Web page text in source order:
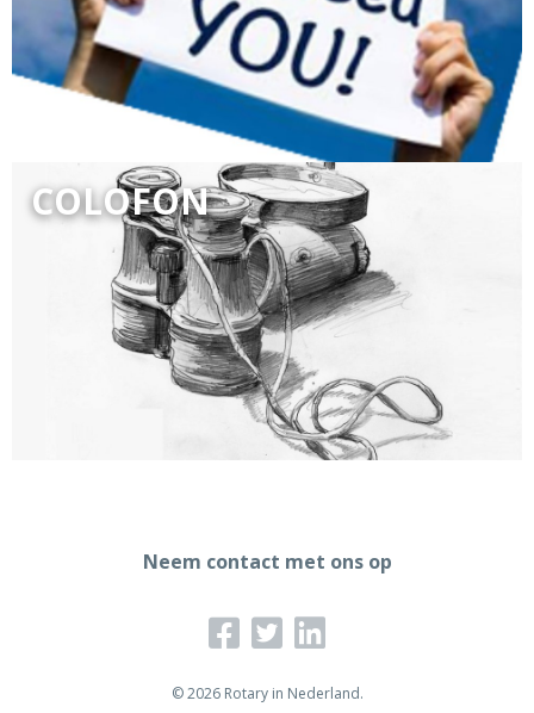
COLOFON
Neem contact met ons op
© 2026 Rotary in Nederland.